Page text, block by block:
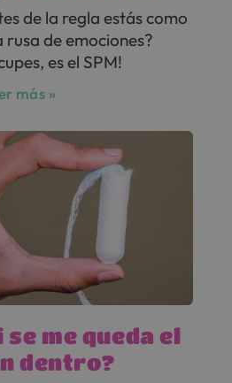
de la regla estás como
de emociones?
es el SPM!
más »
se me queda el
dentro?